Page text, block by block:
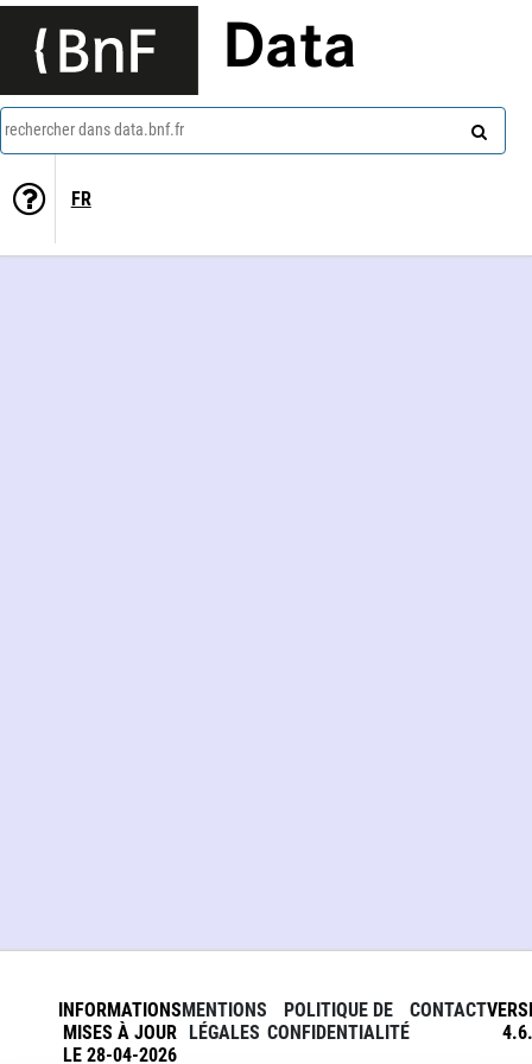
Data
rechercher dans data.bnf.fr
FR
INFORMATIONS
MISES À JOUR
LE 28-04-2026
MENTIONS
LÉGALES
POLITIQUE DE
CONFIDENTIALITÉ
CONTACT